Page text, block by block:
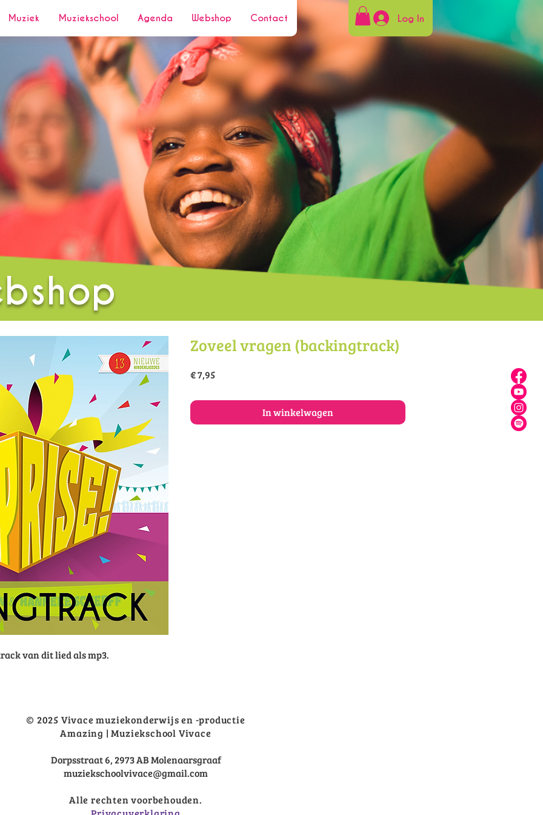
Muziek Muziekschool Agenda Webshop Contact Log In
van dit lied als mp3.
Zoveel vragen (backingtrack)
€ 7,95
In winkelwagen
© 2025 Vivace muziekonderwijs en -productie
Amazing | Muziekschool Vivace
Dorpsstraat 6, 2973 AB Molenaarsgraaf
muziekschoolvivace@gmail.com
Alle rechten voorbehouden.